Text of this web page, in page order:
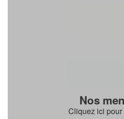
Nos
Cliquez ici pour